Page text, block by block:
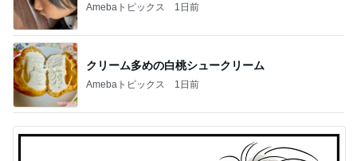
Amebaトピックス 1日前
クリーム多めの白桃シュークリーム
Amebaトピックス 1日前